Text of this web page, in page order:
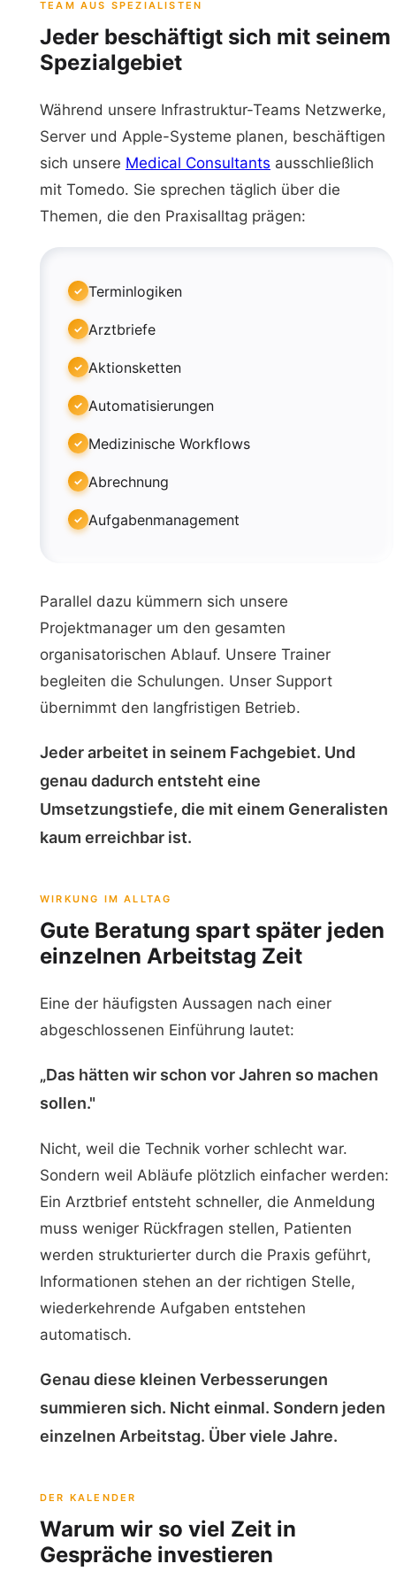
TEAM AUS SPEZIALISTEN
Jeder beschäftigt sich mit seinem
Spezialgebiet
Während unsere Infrastruktur-Teams Netzwerke,
Server und Apple-Systeme planen, beschäftigen
sich unsere Medical Consultants ausschließlich
mit Tomedo. Sie sprechen täglich über die
Themen, die den Praxisalltag prägen:
Terminlogiken
Arztbriefe
Aktionsketten
Automatisierungen
Medizinische Workflows
Abrechnung
Aufgabenmanagement
Parallel dazu kümmern sich unsere
Projektmanager um den gesamten
organisatorischen Ablauf. Unsere Trainer
begleiten die Schulungen. Unser Support
übernimmt den langfristigen Betrieb.
Jeder arbeitet in seinem Fachgebiet. Und
genau dadurch entsteht eine
Umsetzungstiefe, die mit einem Generalisten
kaum erreichbar ist.
WIRKUNG IM ALLTAG
Gute Beratung spart später jeden
einzelnen Arbeitstag Zeit
Eine der häufigsten Aussagen nach einer
abgeschlossenen Einführung lautet:
„Das hätten wir schon vor Jahren so machen
sollen."
Nicht, weil die Technik vorher schlecht war.
Sondern weil Abläufe plötzlich einfacher werden:
Ein Arztbrief entsteht schneller, die Anmeldung
muss weniger Rückfragen stellen, Patienten
werden strukturierter durch die Praxis geführt,
Informationen stehen an der richtigen Stelle,
wiederkehrende Aufgaben entstehen
automatisch.
Genau diese kleinen Verbesserungen
summieren sich. Nicht einmal. Sondern jeden
einzelnen Arbeitstag. Über viele Jahre.
DER KALENDER
Warum wir so viel Zeit in
Gespräche investieren